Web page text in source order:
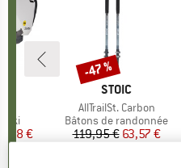
ski
réduit
€
MARQUE
STOIC
Article
AllTrailSt. Carbon
Product group
Bâtons de randonnée
Prix
119,95 €Prix réduit
63,57 €
Remise
-47 %